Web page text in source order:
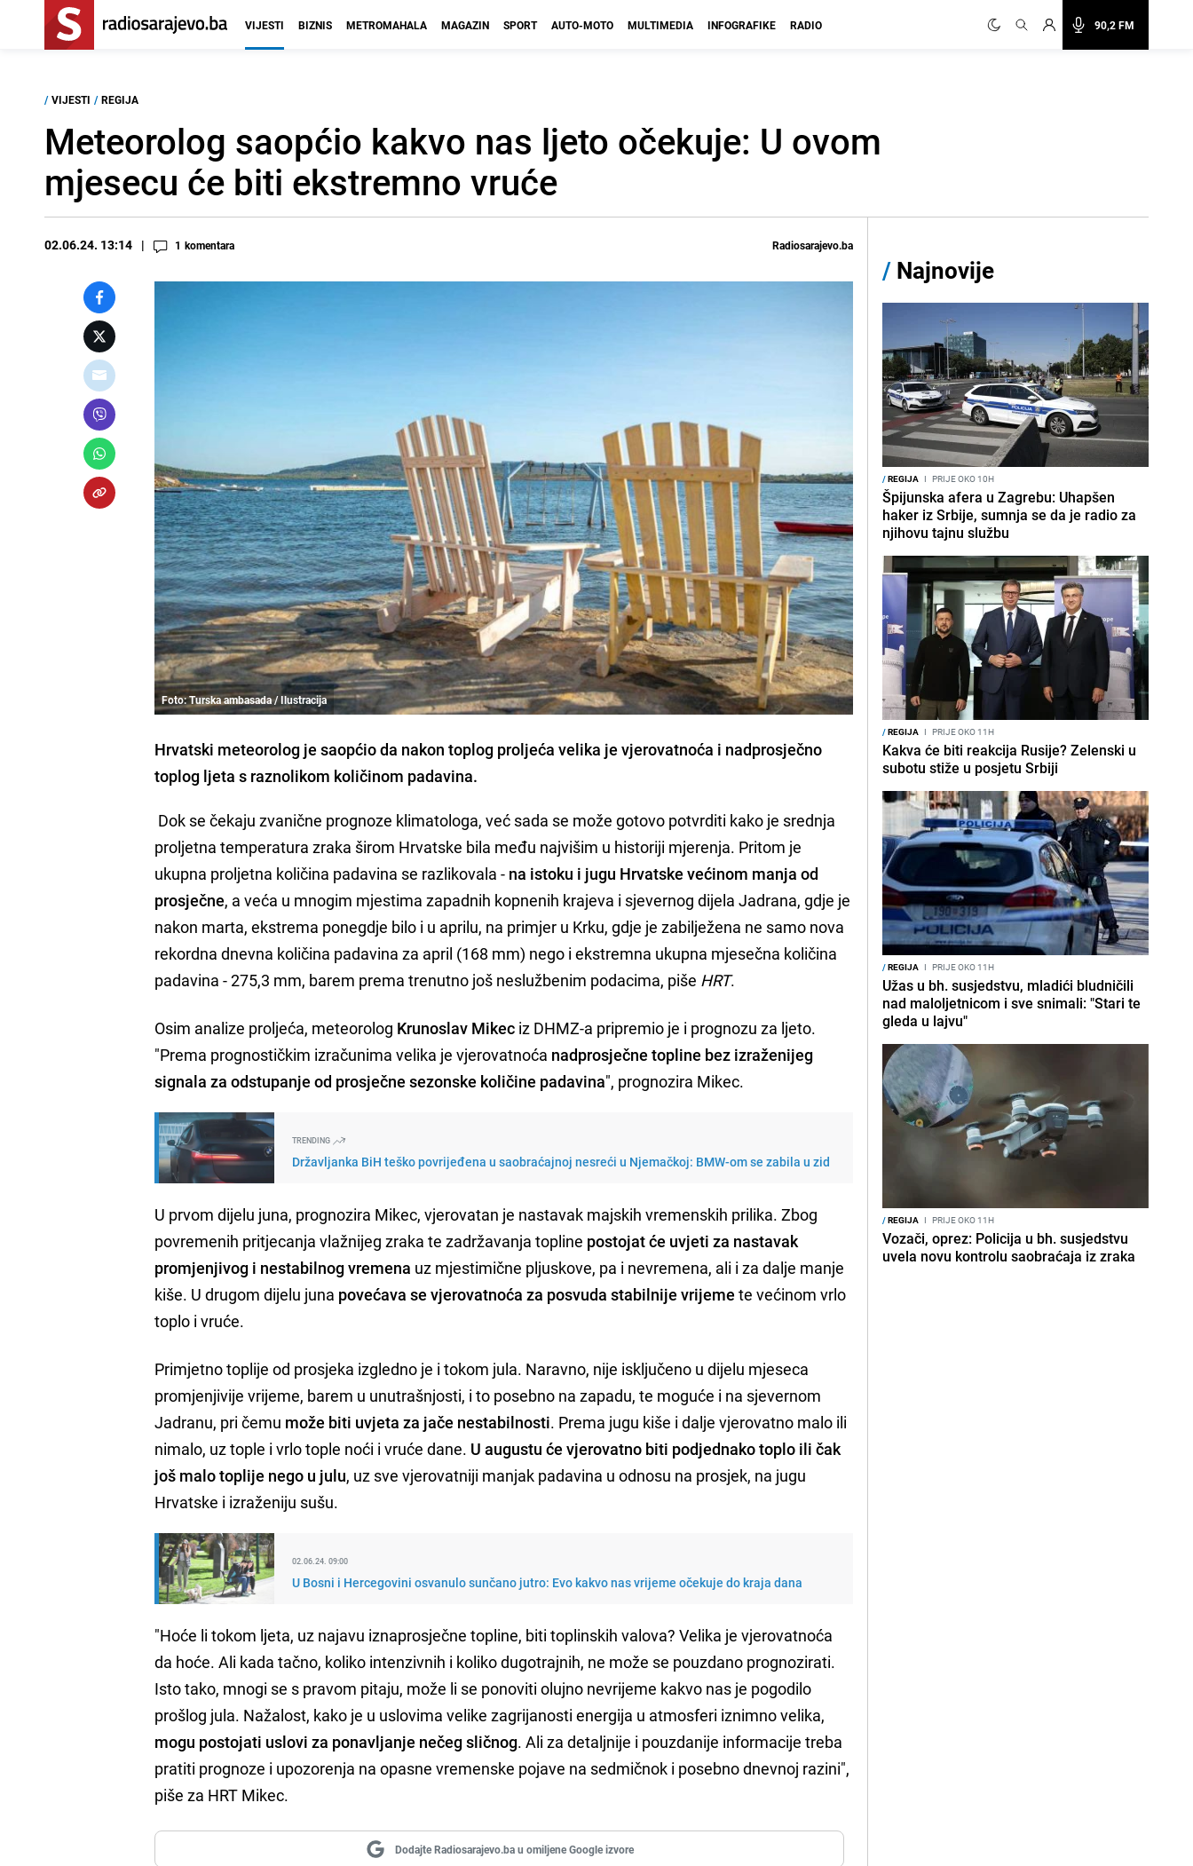
90,2 FM
VIJESTI BIZNIS METROMAHALA MAGAZIN SPORT AUTO-MOTO MULTIMEDIA INFOGRAFIKE RADIO
/ VIJESTI / REGIJA
Meteorolog saopćio kakvo nas ljeto očekuje: U ovom
mjesecu će biti ekstremno vruće
02.06.24. 13:14 1 komentara Radiosarajevo.ba
Foto: Turska ambasada / Ilustracija
Hrvatski meteorolog je saopćio da nakon toplog proljeća velika je vjerovatnoća i nadprosječno
toplog ljeta s raznolikom količinom padavina.
Dok se čekaju zvanične prognoze klimatologa, već sada se može gotovo potvrditi kako je srednja
proljetna temperatura zraka širom Hrvatske bila među najvišim u historiji mjerenja. Pritom je
ukupna proljetna količina padavina se razlikovala - na istoku i jugu Hrvatske većinom manja od
prosječne, a veća u mnogim mjestima zapadnih kopnenih krajeva i sjevernog dijela Jadrana, gdje je
nakon marta, ekstrema ponegdje bilo i u aprilu, na primjer u Krku, gdje je zabilježena ne samo nova
rekordna dnevna količina padavina za april (168 mm) nego i ekstremna ukupna mjesečna količina
padavina - 275,3 mm, barem prema trenutno još neslužbenim podacima, piše HRT.
Osim analize proljeća, meteorolog Krunoslav Mikec iz DHMZ-a pripremio je i prognozu za ljeto.
"Prema prognostičkim izračunima velika je vjerovatnoća nadprosječne topline bez izraženijeg
signala za odstupanje od prosječne sezonske količine padavina", prognozira Mikec.
TRENDING
Državljanka BiH teško povrijeđena u saobraćajnoj nesreći u Njemačkoj: BMW-om se zabila u zid
U prvom dijelu juna, prognozira Mikec, vjerovatan je nastavak majskih vremenskih prilika. Zbog
povremenih pritjecanja vlažnijeg zraka te zadržavanja topline postojat će uvjeti za nastavak
promjenjivog i nestabilnog vremena uz mjestimične pljuskove, pa i nevremena, ali i za dalje manje
kiše. U drugom dijelu juna povećava se vjerovatnoća za posvuda stabilnije vrijeme te većinom vrlo
toplo i vruće.
Primjetno toplije od prosjeka izgledno je i tokom jula. Naravno, nije isključeno u dijelu mjeseca
promjenjivije vrijeme, barem u unutrašnjosti, i to posebno na zapadu, te moguće i na sjevernom
Jadranu, pri čemu može biti uvjeta za jače nestabilnosti. Prema jugu kiše i dalje vjerovatno malo ili
nimalo, uz tople i vrlo tople noći i vruće dane. U augustu će vjerovatno biti podjednako toplo ili čak
još malo toplije nego u julu, uz sve vjerovatniji manjak padavina u odnosu na prosjek, na jugu
Hrvatske i izraženiju sušu.
02.06.24. 09:00
U Bosni i Hercegovini osvanulo sunčano jutro: Evo kakvo nas vrijeme očekuje do kraja dana
"Hoće li tokom ljeta, uz najavu iznaprosječne topline, biti toplinskih valova? Velika je vjerovatnoća
da hoće. Ali kada tačno, koliko intenzivnih i koliko dugotrajnih, ne može se pouzdano prognozirati.
Isto tako, mnogi se s pravom pitaju, može li se ponoviti olujno nevrijeme kakvo nas je pogodilo
prošlog jula. Nažalost, kako je u uslovima velike zagrijanosti energija u atmosferi iznimno velika,
mogu postojati uslovi za ponavljanje nečeg sličnog. Ali za detaljnije i pouzdanije informacije treba
pratiti prognoze i upozorenja na opasne vremenske pojave na sedmičnok i posebno dnevnoj razini",
piše za HRT Mikec.
Dodajte Radiosarajevo.ba u omiljene Google izvore
/ Najnovije
/REGIJA I PRIJE OKO 10H
Špijunska afera u Zagrebu: Uhapšen
haker iz Srbije, sumnja se da je radio za
njihovu tajnu službu
/REGIJA I PRIJE OKO 11H
Kakva će biti reakcija Rusije? Zelenski u
subotu stiže u posjetu Srbiji
/REGIJA I PRIJE OKO 11H
Užas u bh. susjedstvu, mladići bludničili
nad maloljetnicom i sve snimali: "Stari te
gleda u lajvu"
/REGIJA I PRIJE OKO 11H
Vozači, oprez: Policija u bh. susjedstvu
uvela novu kontrolu saobraćaja iz zraka